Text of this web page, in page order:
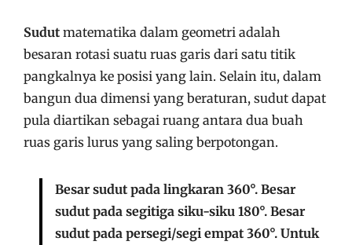
Sudut matematika dalam geometri adalah
besaran rotasi suatu ruas garis dari satu titik
pangkalnya ke posisi yang lain. Selain itu, dalam
bangun dua dimensi yang beraturan, sudut dapat
pula diartikan sebagai ruang antara dua buah
ruas garis lurus yang saling berpotongan.
Besar sudut pada lingkaran 360°. Besar
sudut pada segitiga siku-siku 180°. Besar
sudut pada persegi/segi empat 360°. Untuk